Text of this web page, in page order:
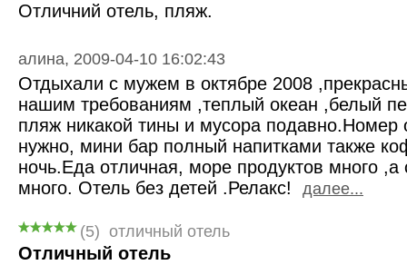
Отличний отель, пляж.
алина, 2009-04-10 16:02:43
Отдыхали с мужем в октябре 2008
нашим требованиям ,теплый океан ,белый
пляж никакой тины и мусора подавно.Номер
нужно, мини бар полный напитками также
ночь.Еда отличная, море продуктов много ,а
много. Отель без детей .Релакс! далее...
(5) отличный отель
Отличный отель